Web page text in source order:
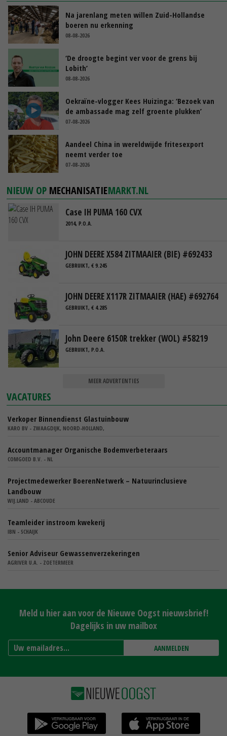
Na jarenlang meten willen Zuid-Hollandse
boeren nu erkenning
08-08-2026
‘De droogte begint ver voor de grens bij
Lobith’
08-08-2026
Oekraïne-vlogger Kees Huizinga: ‘Bezoek van
de ambassade mag zelf groente plukken’
07-08-2026
Aandeel China in wereldwijde fritesexport
neemt verder toe
07-08-2026
NIEUW OP MECHANISATIEMARKT.NL
Case IH PUMA 160 CVX
2014, P.O.A.
JOHN DEERE X584 ZITMAAIER (BIE) #692433
GEBRUIKT, € 9.245
JOHN DEERE X117R ZITMAAIER (HAE) #692764
GEBRUIKT, € 4.285
John Deere 6150R trekker (WOL) #58219
GEBRUIKT, P.O.A.
MEER ADVERTENTIES
VACATURES
Verkoper Binnendienst Glastuinbouw
KARO BV - ZWAAGDIJK, NOORD-HOLLAND,
Accountmanager Organische Bodemverbeteraars
COMGOED B.V. - NL
Projectmedewerker BoerenNetwerk – Natuurinclusieve
Landbouw
WIJ.LAND - ABCOUDE
Teamleider instroom kwekerij
IBN - SCHAIJK
Senior Adviseur Gewassenverzekeringen
AGRIVER U.A. - ZOETERMEER
Meld u hier aan voor de Nieuwe Oogst nieuwsbrief!
Dagelijks in uw mailbox
AANMELDEN